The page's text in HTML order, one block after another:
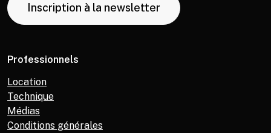
Inscription à la newsletter
Professionnels
Location
Technique
Médias
Conditions générales